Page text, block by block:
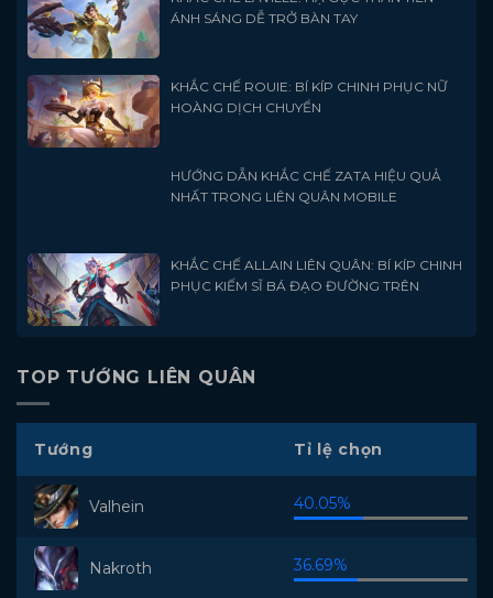
ÁNH SÁNG DỄ TRỞ BÀN TAY
KHẮC CHẾ ROUIE: BÍ KÍP CHINH PHỤC NỮ
HOÀNG DỊCH CHUYỂN
HƯỚNG DẪN KHẮC CHẾ ZATA HIỆU QUẢ
NHẤT TRONG LIÊN QUÂN MOBILE
KHẮC CHẾ ALLAIN LIÊN QUÂN: BÍ KÍP CHINH
PHỤC KIẾM SĨ BÁ ĐẠO ĐƯỜNG TRÊN
TOP TƯỚNG LIÊN QUÂN
Tướng Tỉ lệ chọn
Valhein 40.05%
Nakroth 36.69%